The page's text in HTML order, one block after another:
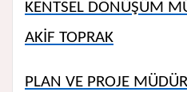
KENTSEL DÖNÜŞÜM
AKİF TOPRAK
PLAN VE PROJE